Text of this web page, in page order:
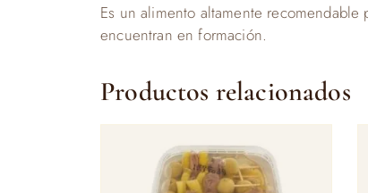
Es un alimento altamente
encuentran en formación.
Productos relacionados